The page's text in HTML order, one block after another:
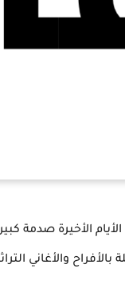
الأخيرة صدمة
والأغاني